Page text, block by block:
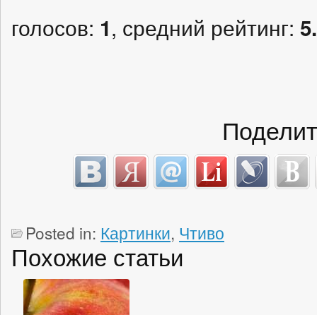
голосов: 1, средний рейтинг:
Posted in: Картинки, Чтиво
Похожие статьи